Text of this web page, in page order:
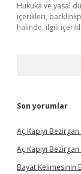
Hukuka ve yasal
içerikleri,
halinde, ilgili
Son yorumlar
Aç Kapıyı
Aç Kapıyı
Bayat Kelimesinin